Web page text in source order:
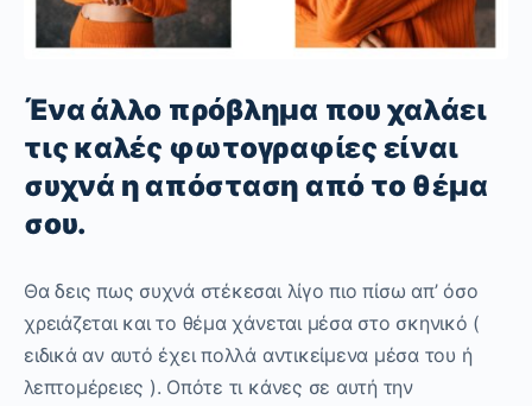
Ένα άλλο πρόβλημα που χαλάει
τις καλές φωτογραφίες είναι
συχνά η απόσταση από το θέμα
σου.
Θα δεις πως συχνά στέκεσαι λίγο πιο πίσω απ’ όσο
χρειάζεται και το θέμα χάνεται μέσα στο σκηνικό (
ειδικά αν αυτό έχει πολλά αντικείμενα μέσα του ή
λεπτομέρειες ). Οπότε τι κάνες σε αυτή την